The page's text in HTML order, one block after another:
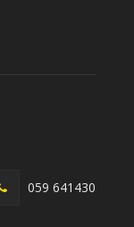
059 641430